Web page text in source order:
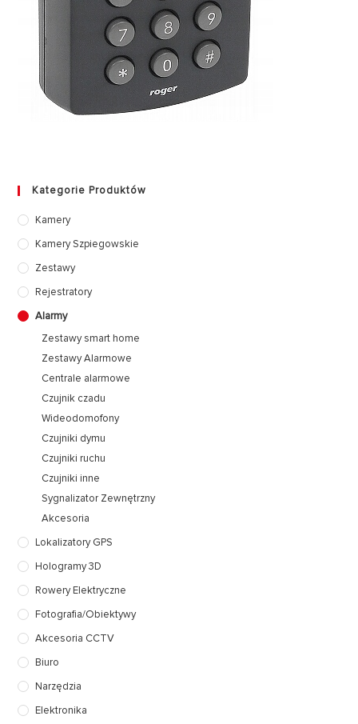
Kategorie Produktów
Kamery
Kamery Szpiegowskie
Zestawy
Rejestratory
Alarmy
Zestawy smart home
Zestawy Alarmowe
Centrale alarmowe
Czujnik czadu
Wideodomofony
Czujniki dymu
Czujniki ruchu
Czujniki inne
Sygnalizator Zewnętrzny
Akcesoria
Lokalizatory GPS
Hologramy 3D
Rowery Elektryczne
Fotografia/Obiektywy
Akcesoria CCTV
Biuro
Narzędzia
Elektronika